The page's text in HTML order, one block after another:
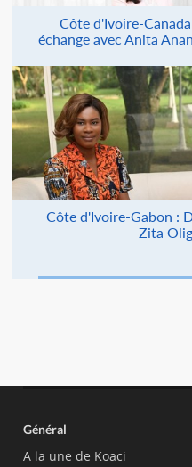
Côte d'Ivoire-
échange avec Anita
Côte d'Ivoire-Gabon :
Zita
Général
A la une de Koaci